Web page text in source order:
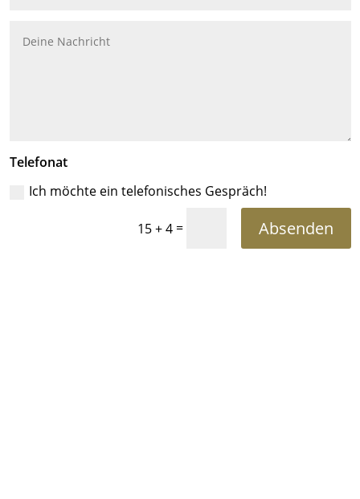
Telefonat
Ich möchte ein telefonisches Gespräch!
15 + 4= Absenden